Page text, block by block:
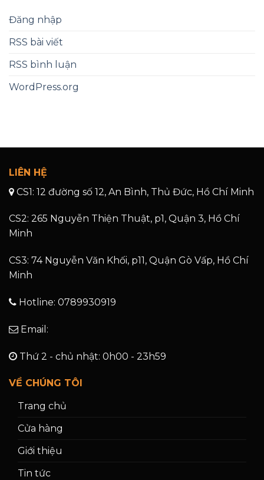
Đăng nhập
RSS bài viết
RSS bình luận
WordPress.org
LIÊN HỆ
CS1: 12 đường số 12, An Bình, Thủ Đức, Hồ Chí Minh
CS2: 265 Nguyễn Thiện Thuật, p1, Quận 3, Hồ Chí
Minh
CS3: 74 Nguyễn Văn Khối, p11, Quận Gò Vấp, Hồ Chí
Minh
Hotline: 0789930919
Email:
Thứ 2 - chủ nhật: 0h00 - 23h59
VỀ CHÚNG TÔI
Trang chủ
Cửa hàng
Giới thiệu
Tin tức